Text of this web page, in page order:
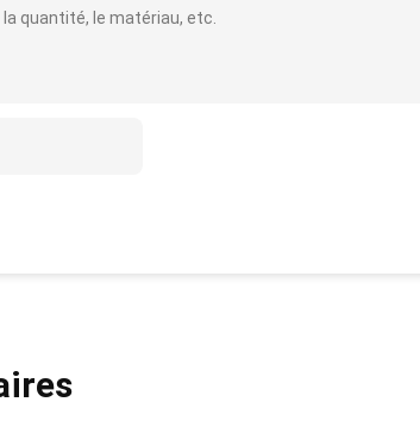
quantité, le matériau, etc.